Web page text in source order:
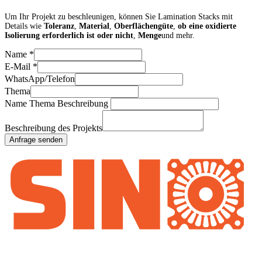
Um Ihr Projekt zu beschleunigen, können Sie Lamination Stacks mit
Details wie Toleranz Material Oberflächengüte ob eine oxidierte
Isolierung erforderlich ist oder nicht Mengeund mehr.
Name *
E-Mail *
WhatsApp/Telefon
Thema
Name Thema Beschreibung
Beschreibung des Projekts
Anfrage senden